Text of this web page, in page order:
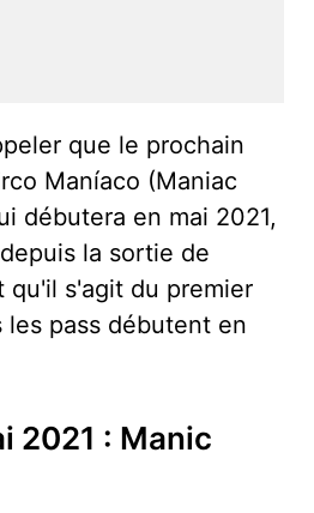
que le prochain
Maníaco (Maniac
débutera en mai 2021,
la sortie de
qu'il s'agit du premier
les pass débutent en
2021 : Manic